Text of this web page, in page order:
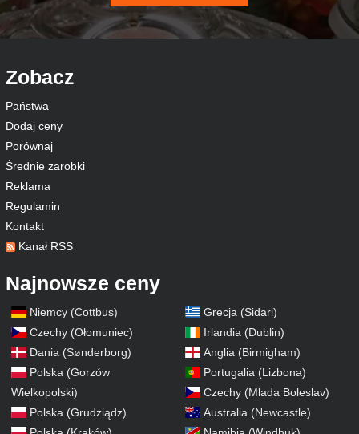
Zobacz
Państwa
Dodaj ceny
Porównaj
Średnie zarobki
Reklama
Regulamin
Kontakt
Kanał RSS
Najnowsze ceny
Niemcy (Cottbus)
Czechy (Ołomuniec)
Dania (Sønderborg)
Polska (Gorzów
Wielkopolski)
Polska (Grudziądz)
Grecja (Sidari)
Irlandia (Dublin)
Anglia (Birmigham)
Portugalia (Lizbona)
Czechy (Mlada Boleslav)
Australia (Newcastle)